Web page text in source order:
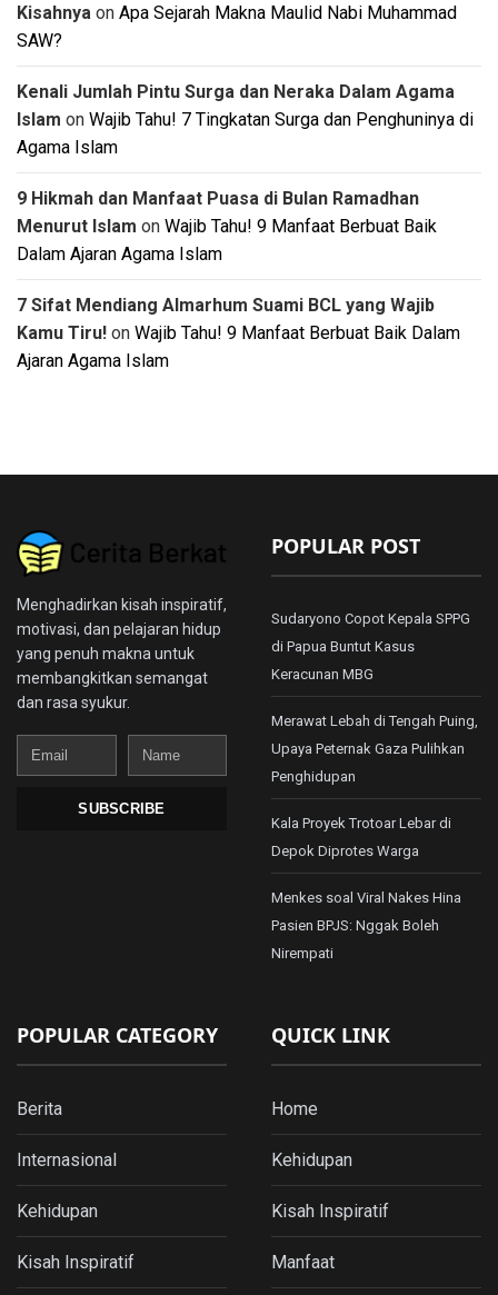
Kisahnya on Apa Sejarah Makna Maulid Nabi Muhammad
SAW?
Kenali Jumlah Pintu Surga dan Neraka Dalam Agama
Islam on Wajib Tahu! 7 Tingkatan Surga dan Penghuninya di
Agama Islam
9 Hikmah dan Manfaat Puasa di Bulan Ramadhan
Menurut Islam on Wajib Tahu! 9 Manfaat Berbuat Baik
Dalam Ajaran Agama Islam
7 Sifat Mendiang Almarhum Suami BCL yang Wajib
Kamu Tiru! on Wajib Tahu! 9 Manfaat Berbuat Baik Dalam
Ajaran Agama Islam
Menghadirkan kisah inspiratif,
motivasi, dan pelajaran hidup
yang penuh makna untuk
membangkitkan semangat
dan rasa syukur.
Email
Name
SUBSCRIBE
POPULAR POST
Sudaryono Copot Kepala SPPG
di Papua Buntut Kasus
Keracunan MBG
Merawat Lebah di Tengah Puing,
Upaya Peternak Gaza Pulihkan
Penghidupan
Kala Proyek Trotoar Lebar di
Depok Diprotes Warga
Menkes soal Viral Nakes Hina
Pasien BPJS: Nggak Boleh
Nirempati
POPULAR CATEGORY
Berita
Internasional
Kehidupan
Kisah Inspiratif
QUICK LINK
Home
Kehidupan
Kisah Inspiratif
Manfaat